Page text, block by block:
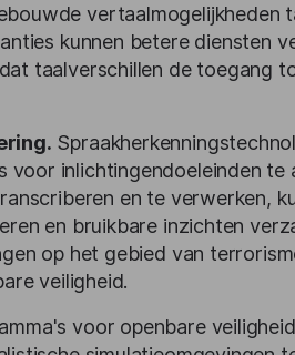
vertaalmogelijkheden
kunnen betere diensten
taalverschillen de toegang
voor inlichtingendoeleinden te
en te verwerken,
en bruikbare inzichten
op het gebied van
veiligheid.
voor openbare